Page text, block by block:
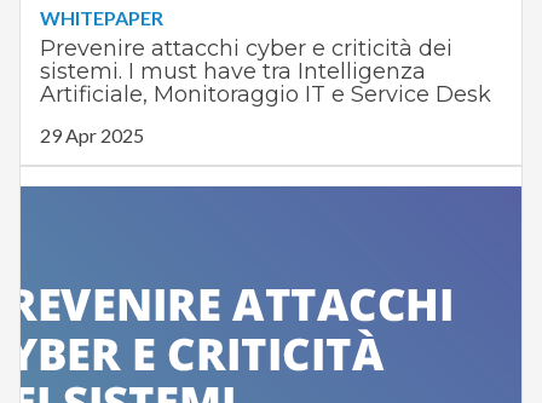
WHITEPAPER
Prevenire attacchi cyber e criticità dei
sistemi. I must have tra Intelligenza
Artificiale, Monitoraggio IT e Service Desk
29 Apr 2025